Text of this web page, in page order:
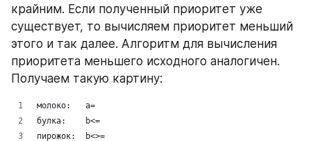
крайним. Если полученный приоритет уже
существует, то вычисляем приоритет меньший
этого и так далее. Алгоритм для вычисления
приоритета меньшего исходного аналогичен.
Получаем такую картину: